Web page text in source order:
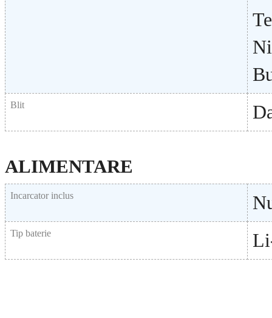
Blit
ALIMENTARE
Incarcator inclus
Tip baterie